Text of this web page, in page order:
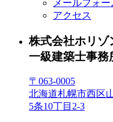
メールフォー
アクセス
株式会社ホリゾ
一級建築士事務
〒063-0005
北海道札幌市西区
5条10丁目2-3